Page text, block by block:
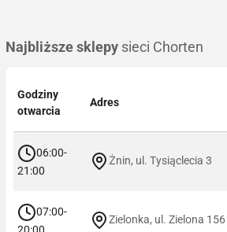
Najbliższe sklepy sieci Chorten
Godziny
otwarcia
Adres
06:00-
21:00
Żnin, ul. Tysiąclecia 3
07:00-
Zielonka, ul. Zielona 156